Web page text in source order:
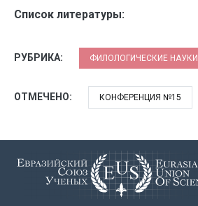
Список литературы:
РУБРИКА: ФИЛОЛОГИЧЕСКИЕ НАУКИ
ОТМЕЧЕНО: КОНФЕРЕНЦИЯ №15